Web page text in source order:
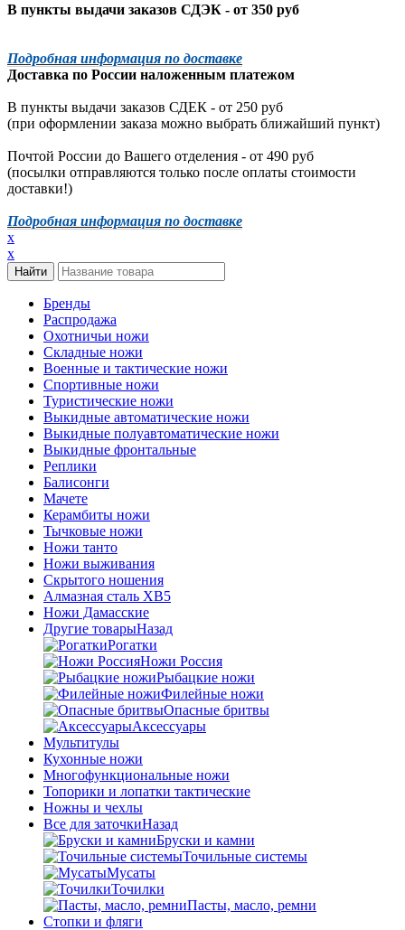
В пункты выдачи заказов СДЭК - от 350 руб
Подробная информация по доставке
Доставка по России наложенным платежом
В пункты выдачи заказов СДЕК - от 250 руб
(при оформлении заказа можно выбрать ближайший пункт)
Почтой России до Вашего отделения - от 490 руб
(посылки отправляются только после оплаты стоимости
доставки!)
Подробная информация по доставке
x
x
Бренды
Распродажа
Охотничьи ножи
Складные ножи
Военные и тактические ножи
Спортивные ножи
Туристические ножи
Выкидные автоматические ножи
Выкидные полуавтоматические ножи
Выкидные фронтальные
Реплики
Балисонги
Мачете
Керамбиты ножи
Тычковые ножи
Ножи танто
Ножи выживания
Скрытого ношения
Алмазная сталь ХВ5
Ножи Дамасские
Другие товарыНазад
Рогатки
Ножи Россия
Рыбацкие ножи
Филейные ножи
Опасные бритвы
Аксессуары
Мультитулы
Кухонные ножи
Многофункциональные ножи
Топорики и лопатки тактические
Ножны и чехлы
Все для заточкиНазад
Бруски и камни
Точильные системы
Мусаты
Точилки
Пасты, масло, ремни
Стопки и фляги